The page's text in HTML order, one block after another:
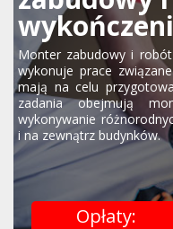
Monter zabudowy i
wykonuje prace
mają na celu
zadania obejmują
wykonywanie
i na zewnątrz budynków.
Opłaty: